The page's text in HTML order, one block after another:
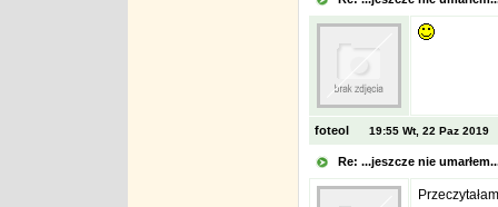
foteol 19:55 Wt, 22 Paz 2019
Re: ...jeszcze nie